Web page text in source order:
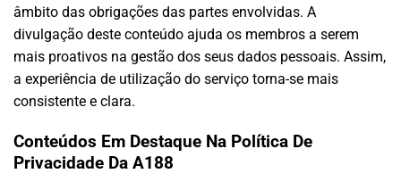
âmbito das obrigações das partes envolvidas. A
divulgação deste conteúdo ajuda os membros a serem
mais proativos na gestão dos seus dados pessoais. Assim,
a experiência de utilização do serviço torna-se mais
consistente e clara.
Conteúdos Em Destaque Na Política De
Privacidade Da A188